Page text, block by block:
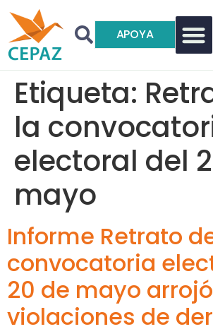
APOYA
Etiqueta:
la
electoral del
mayo
Informe Retrato
convocatoria
20 de mayo
violaciones de